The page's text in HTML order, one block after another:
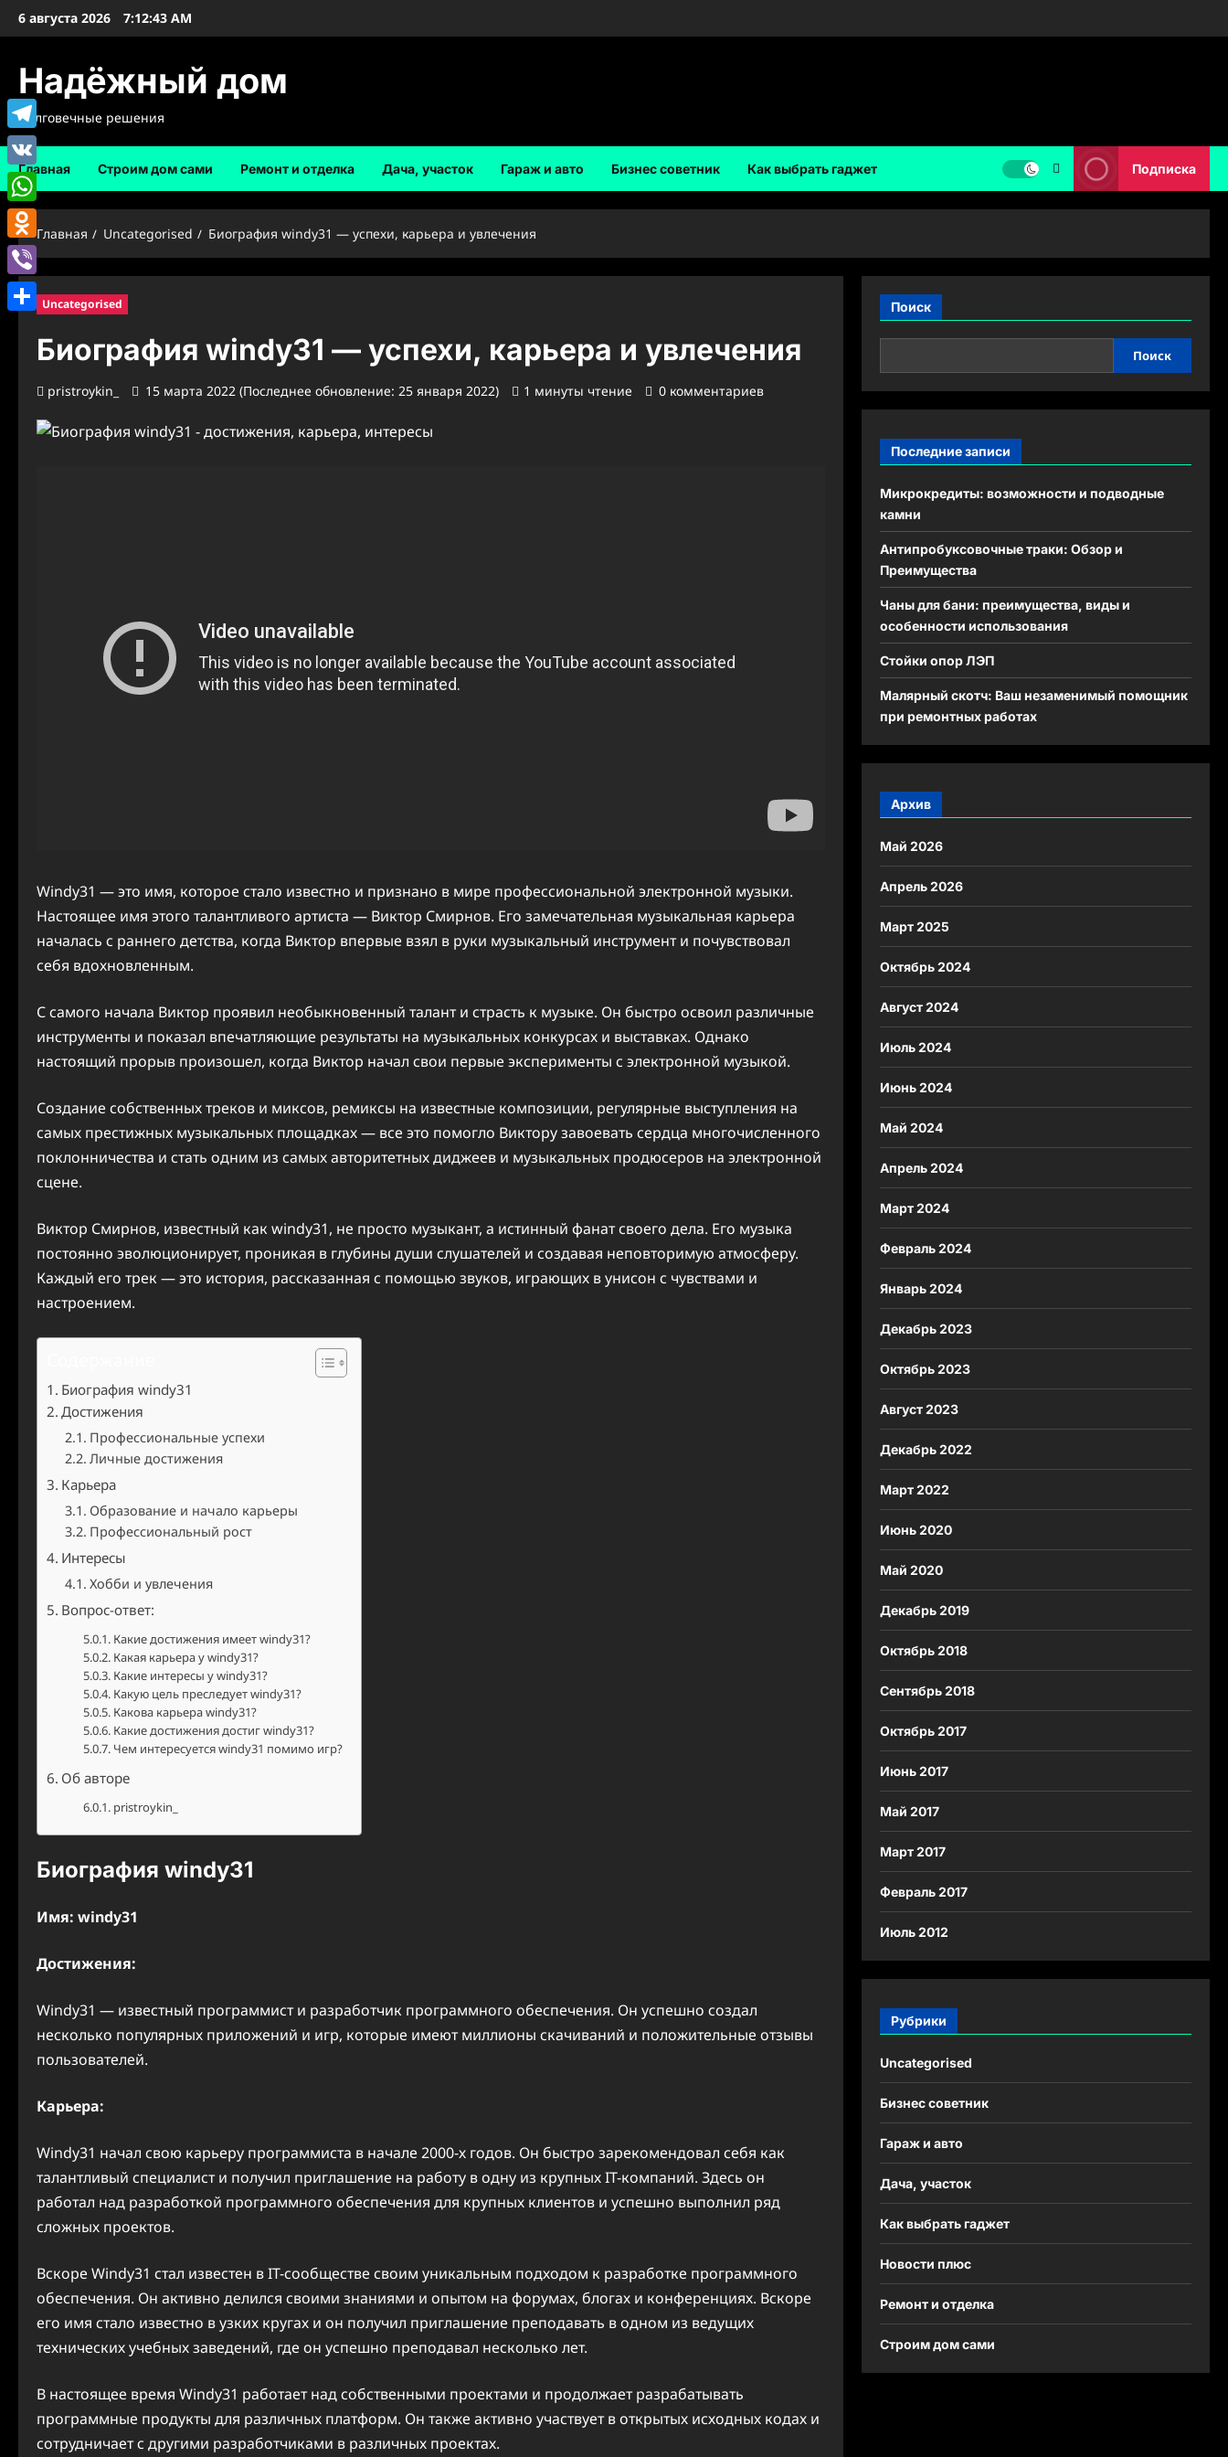
Перейти
6 августа 2026 7:12:44 AM
Надёжный дом
Долговечные решения
Главная Строим дом сами Ремонт и отделка Дача, участок Гараж и авто Бизнес советник Как выбрать гаджет Подписка
Главная Uncategorised Биография windy31 — успехи, карьера и увлечения
Uncategorised
Биография windy31 — успехи, карьера и увлечения
pristroykin_ 15 марта 2022 (Последнее обновление: 25 января 2022) 1 минуты чтение 0 комментариев
Windy31 — это имя, которое стало известно и признано в мире профессиональной электронной музыки.
Настоящее имя этого талантливого артиста — Виктор Смирнов. Его замечательная музыкальная карьера
началась с раннего детства, когда Виктор впервые взял в руки музыкальный инструмент и почувствовал
себя вдохновленным.
С самого начала Виктор проявил необыкновенный талант и страсть к музыке. Он быстро освоил различные
инструменты и показал впечатляющие результаты на музыкальных конкурсах и выставках. Однако
настоящий прорыв произошел, когда Виктор начал свои первые эксперименты с электронной музыкой.
Создание собственных треков и миксов, ремиксы на известные композиции, регулярные выступления на
самых престижных музыкальных площадках — все это помогло Виктору завоевать сердца многочисленного
поклонничества и стать одним из самых авторитетных диджеев и музыкальных продюсеров на электронной
сцене.
Виктор Смирнов, известный как windy31, не просто музыкант, а истинный фанат своего дела. Его музыка
постоянно эволюционирует, проникая в глубины души слушателей и создавая неповторимую атмосферу.
Каждый его трек — это история, рассказанная с помощью звуков, играющих в унисон с чувствами и
настроением.
Биография windy31
Достижения
Профессиональные успехи
Личные достижения
Карьера
Образование и начало карьеры
Профессиональный рост
Интересы
Хобби и увлечения
Вопрос-ответ:
Какие достижения имеет windy31?
Какая карьера у windy31?
Какие интересы у windy31?
Какую цель преследует windy31?
Какова карьера windy31?
Какие достижения достиг windy31?
Чем интересуется windy31 помимо игр?
Об авторе
pristroykin_
Биография windy31
Имя: windy31
Достижения:
Windy31 — известный программист и разработчик программного обеспечения. Он успешно создал
несколько популярных приложений и игр, которые имеют миллионы скачиваний и положительные отзывы
пользователей.
Карьера:
Windy31 начал свою карьеру программиста в начале 2000-х годов. Он быстро зарекомендовал себя как
талантливый специалист и получил приглашение на работу в одну из крупных IT-компаний. Здесь он
работал над разработкой программного обеспечения для крупных клиентов и успешно выполнил ряд
сложных проектов.
Вскоре Windy31 стал известен в IT-сообществе своим уникальным подходом к разработке программного
обеспечения. Он активно делился своими знаниями и опытом на форумах, блогах и конференциях. Вскоре
его имя стало известно в узких кругах и он получил приглашение преподавать в одном из ведущих
технических учебных заведений, где он успешно преподавал несколько лет.
В настоящее время Windy31 работает над собственными проектами и продолжает разрабатывать
программные продукты для различных платформ. Он также активно участвует в открытых исходных кодах и
сотрудничает с другими разработчиками в различных проектах.
Поиск
Поиск
Последние записи
Микрокредиты: возможности и подводные
камни
Антипробуксовочные траки: Обзор и
Преимущества
Чаны для бани: преимущества, виды и
особенности использования
Стойки опор ЛЭП
Малярный скотч: Ваш незаменимый помощник
при ремонтных работах
Архив
Май 2026
Апрель 2026
Март 2025
Октябрь 2024
Август 2024
Июль 2024
Июнь 2024
Май 2024
Апрель 2024
Март 2024
Февраль 2024
Январь 2024
Декабрь 2023
Октябрь 2023
Август 2023
Декабрь 2022
Март 2022
Июнь 2020
Май 2020
Декабрь 2019
Октябрь 2018
Сентябрь 2018
Октябрь 2017
Июнь 2017
Май 2017
Март 2017
Февраль 2017
Июль 2012
Рубрики
Uncategorised
Бизнес советник
Гараж и авто
Дача, участок
Как выбрать гаджет
Новости плюс
Ремонт и отделка
Строим дом сами
Telegram
VK
WhatsApp
Odnoklassniki
Viber